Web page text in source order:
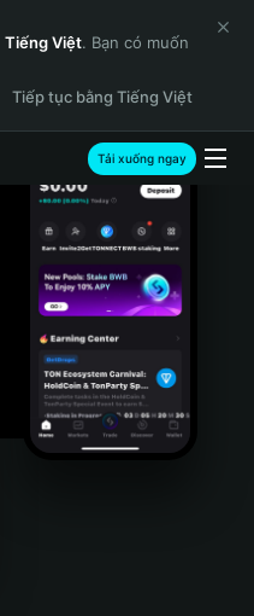
Tiếng Việt. Bạn có muốn
Tiếp tục bằng Tiếng Việt
Tải xuống ngay